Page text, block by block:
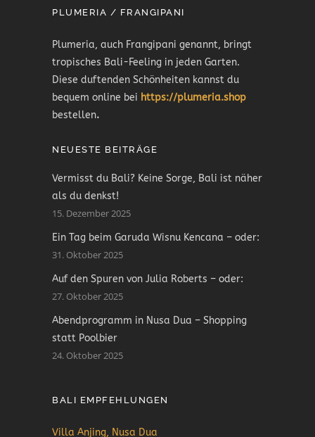
PLUMERIA / FRANGIPANI
Plumeria, auch Frangipani genannt, bringt
tropisches Bali-Feeling in jeden Garten.
Diese duftenden Schönheiten kannst du
bequem online bei https://plumeria.shop
bestellen.
NEUESTE BEITRÄGE
Vermisst du Bali? Keine Sorge, Bali ist näher
als du denkst!
15. Dezember 2025
Ein Tag beim Garuda Wisnu Kencana – oder:
31. Oktober 2025
Auf den Spuren von Julia Roberts – oder:
27. Oktober 2025
Abendprogramm in Nusa Dua – Shopping
statt Poolbier
24. Oktober 2025
BALI EMPFEHLUNGEN
Villa Anjing, Nusa Dua